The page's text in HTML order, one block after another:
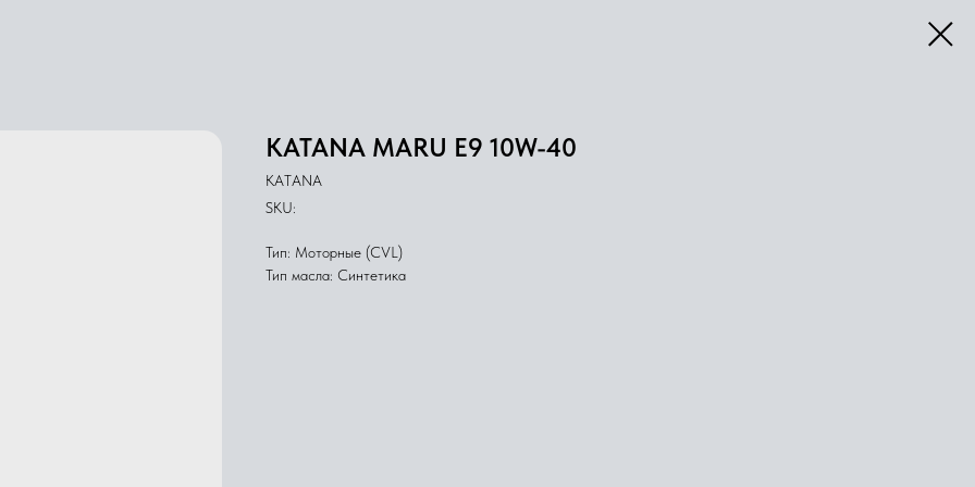
KATANA MARU E9 10W-40
KATANA
SKU:
Тип: Моторные (CVL)
Тип масла: Синтетика